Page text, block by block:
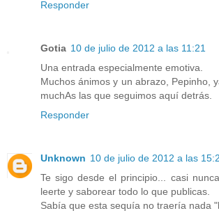
Responder
Gotia 10 de julio de 2012 a las 11:21
Una entrada especialmente emotiva.
Muchos ánimos y un abrazo, Pepinho,
muchAs las que seguimos aquí detrás.
Responder
Unknown 10 de julio de 2012 a las
Te sigo desde el principio... casi
leerte y saborear todo lo que publicas.
Sabía que esta sequía no traería nada